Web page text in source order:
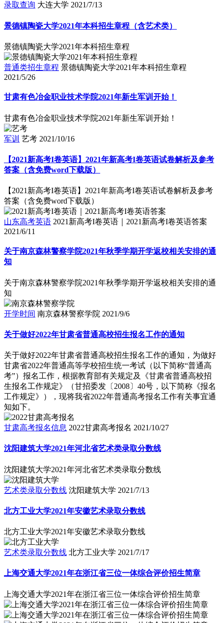
录取查询 大连大学 2021/7/13
景德镇陶瓷大学2021年本科招生章程（含艺术类）
景德镇陶瓷大学2021年本科招生章程
普通类招生章程 景德镇陶瓷大学2021年本科招生章程
2021/5/26
甘肃有色冶金职业技术学院2021年新生军训开始！
甘肃有色冶金职业技术学院2021年新生军训开始！
军训 艺考 2021/10/16
【2021新高考I卷英语】2021年新高考I卷英语试卷解析及参考
答案（含免费word下载版）
【2021新高考I卷英语】2021年新高考I卷英语试卷解析及参考
答案（含免费word下载版）
山东高考英语 2021新高考I卷英语｜2021新高考I卷英语答案
2021/6/11
关于南京森林警察学院2021年秋季学期开学返校相关安排的通
知
关于南京森林警察学院2021年秋季学期开学返校相关安排的通
知
开学时间 南京森林警察学院 2021/9/6
关于做好2022年甘肃省普通高校招生报名工作的通知
关于做好2022年甘肃省普通高校招生报名工作的通知，为做好
甘肃省2022年普通高等学校招生统一考试（以下简称“普通高
考”）报名工作，根据教育部有关规定及《甘肃省普通高校招
生报名工作规定》（甘招委发〔2008〕40号，以下简称《报名
工作规定》），现将我省2022年普通高考报名工作有关事宜通
知如下。
甘肃高考报名信息 2022甘肃高考报名 2021/10/27
沈阳建筑大学2021年河北省艺术类录取分数线
沈阳建筑大学2021年河北省艺术类录取分数线
艺术类录取分数线 沈阳建筑大学 2021/7/13
北方工业大学2021年安徽艺术录取分数线
北方工业大学2021年安徽艺术录取分数线
艺术类录取分数线 北方工业大学 2021/7/17
上海交通大学2021年在浙江省三位一体综合评价招生简章
上海交通大学2021年在浙江省三位一体综合评价招生简章